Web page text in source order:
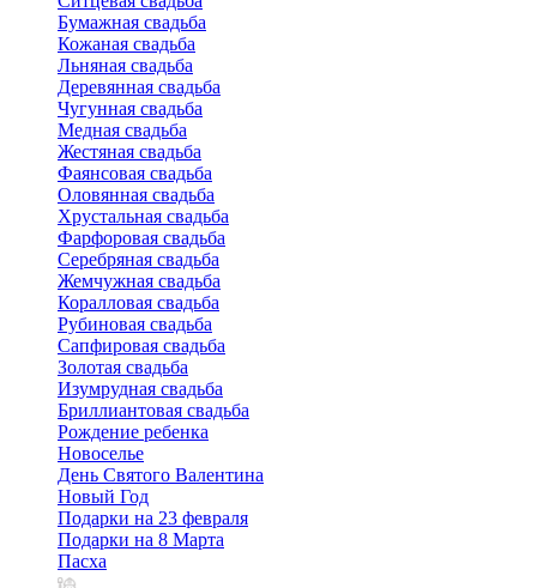
Бумажная свадьба
Кожаная свадьба
Льняная свадьба
Деревянная свадьба
Чугунная свадьба
Медная свадьба
Жестяная свадьба
Фаянсовая свадьба
Оловянная свадьба
Хрустальная свадьба
Фарфоровая свадьба
Серебряная свадьба
Жемчужная свадьба
Коралловая свадьба
Рубиновая свадьба
Сапфировая свадьба
Золотая свадьба
Изумрудная свадьба
Бриллиантовая свадьба
Рождение ребенка
Новоселье
День Святого Валентина
Новый Год
Подарки на 23 февраля
Подарки на 8 Марта
Пасха